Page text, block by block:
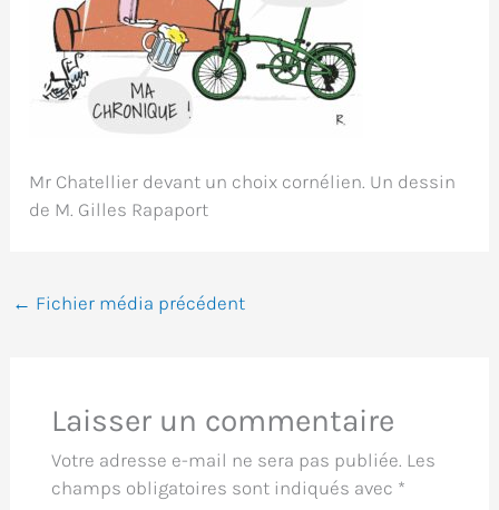
Mr Chatellier devant un choix cornélien. Un dessin
de M. Gilles Rapaport
← Fichier média précédent
Laisser un commentaire
Votre adresse e-mail ne sera pas publiée. Les
champs obligatoires sont indiqués avec *